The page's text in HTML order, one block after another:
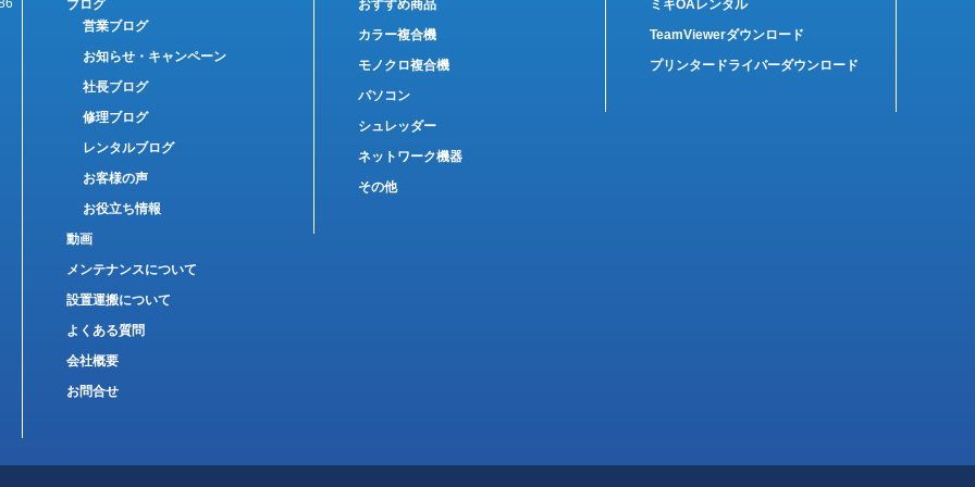
ブログ
営業ブログ
お知らせ・キャンペーン
社長ブログ
修理ブログ
レンタルブログ
お客様の声
お役立ち情報
動画
メンテナンスについて
設置運搬について
よくある質問
会社概要
お問合せ
おすすめ商品
カラー複合機
モノクロ複合機
パソコン
シュレッダー
ネットワーク機器
その他
ミキOAレンタル
TeamViewerダウンロード
プリンタードライバーダウンロード